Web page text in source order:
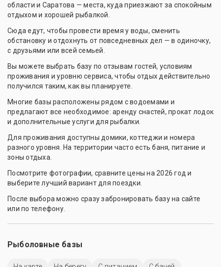
области и Саратова — места, куда приезжают за спокойным
отдыхом и хорошей рыбалкой.
Сюда едут, чтобы провести время у воды, сменить
обстановку и отдохнуть от повседневных дел — в одиночку,
с друзьями или всей семьей.
Вы можете выбрать базу по отзывам гостей, условиям
проживания и уровню сервиса, чтобы отдых действительно
получился таким, как вы планируете.
Многие базы расположены рядом с водоемами и
предлагают все необходимое: аренду снастей, прокат лодок
и дополнительные услуги для рыбалки.
Для проживания доступны домики, коттеджи и номера
разного уровня. На территории часто есть баня, питание и
зоны отдыха.
Посмотрите фотографии, сравните цены на 2026 год и
выберите лучший вариант для поездки.
После выбора можно сразу забронировать базу на сайте
или по телефону.
Рыболовные базы